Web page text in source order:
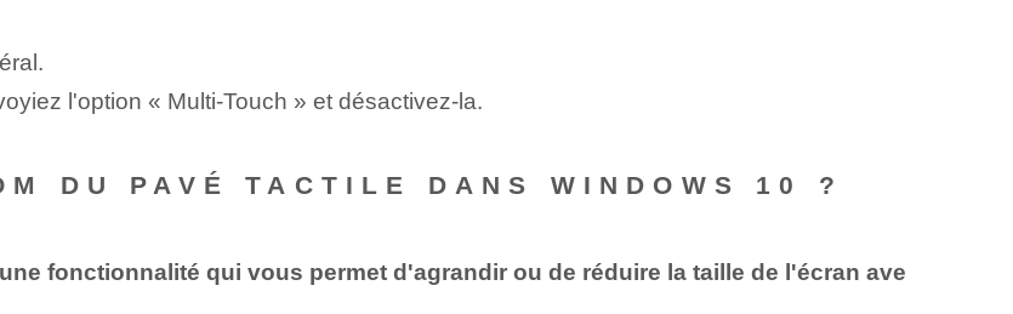
l'option « Multi-Touch » et désactivez-la.
DU PAVÉ TACTILE DANS WINDOWS 10 ?
fonctionnalité qui vous permet d'agrandir ou de réduire la taille de l'écran ave